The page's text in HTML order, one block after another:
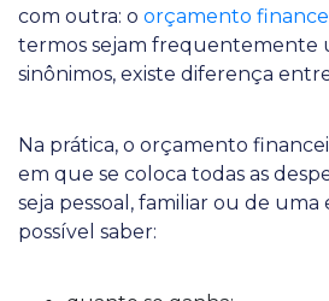
com outra: o orçamento
termos sejam frequentemente
sinônimos, existe diferença
Na prática, o orçamento
em que se coloca todas as
seja pessoal, familiar ou de uma
possível saber: